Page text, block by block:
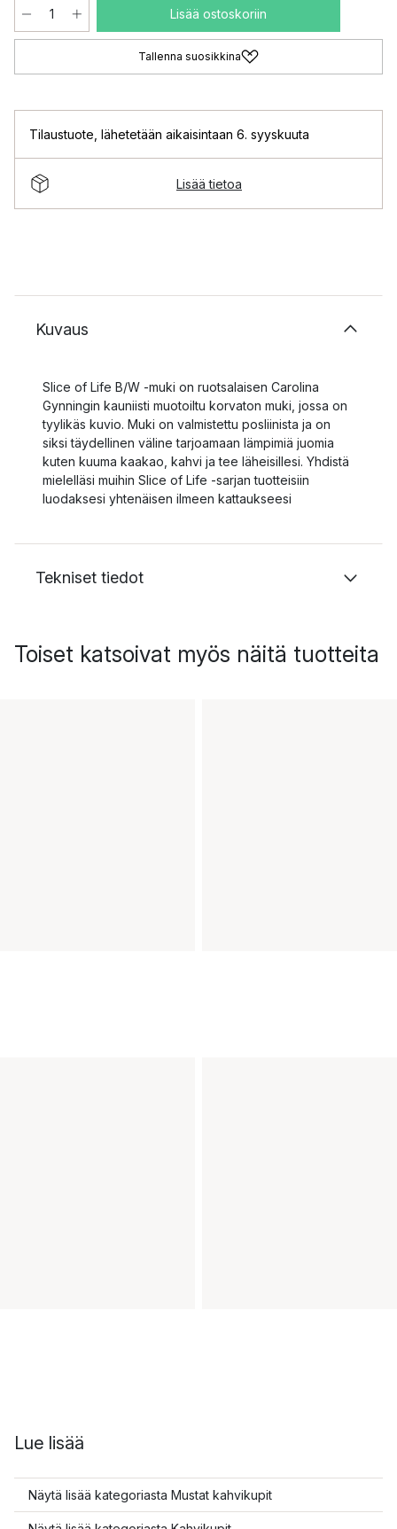
Lisää ostoskoriin
Tallenna suosikkina
Tilaustuote lähetetään aikaisintaan 6. syyskuuta
Lisää tietoa
Kuvaus
Slice of Life B/W -muki on ruotsalaisen Carolina
Gynningin kauniisti muotoiltu korvaton muki, jossa on
tyylikäs kuvio. Muki on valmistettu posliinista ja on
siksi täydellinen väline tarjoamaan lämpimiä juomia
kuten kuuma kaakao, kahvi ja tee läheisillesi. Yhdistä
mielelläsi muihin Slice of Life -sarjan tuotteisiin
luodaksesi yhtenäisen ilmeen kattaukseesi
Tekniset tiedot
Toiset katsoivat myös näitä tuotteita
Lue lisää
Näytä lisää kategoriasta Mustat kahvikupit